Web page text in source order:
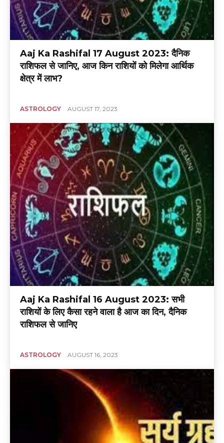
Aaj Ka Rashifal 17 August 2023: दैनिक
राशिफल से जानिए, आज किन राशियों को मिलेगा आर्थिक
क्षेत्र में लाभ?
ASTROLOGY AUGUST 17, 2023
Aaj Ka Rashifal 16 August 2023: सभी
राशियों के लिए कैसा रहने वाला है आज का दिन, दैनिक
राशिफल से जानिए
ASTROLOGY AUGUST 16, 2023